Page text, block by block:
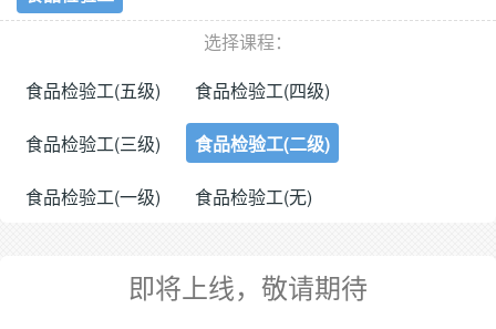
选择课程：
食品检验工(五级)
食品检验工(四级)
食品检验工(三级) 食品检验工(二级)
食品检验工(一级) 食品检验工(无)
即将上线，敬请期待